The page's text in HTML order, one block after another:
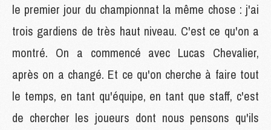
le premier jour du championnat la même chose : j'ai
trois gardiens de très haut niveau. C'est ce qu'on a
montré. On a commencé avec Lucas Chevalier,
après on a changé. Et ce qu'on cherche à faire tout
le temps, en tant qu'équipe, en tant que staff, c'est
de chercher les joueurs dont nous pensons qu'ils